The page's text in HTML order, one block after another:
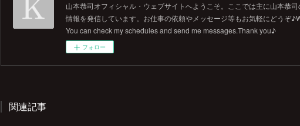
山本恭司オフィシャル・ウェブサイトへようこそ。ここでは主に山本恭
情報を発信しています。お仕事の依頼やメッセージ等もお気軽にどうぞ
You can check my schedules and send me messages.Thank you♪
フォロー
関連記事